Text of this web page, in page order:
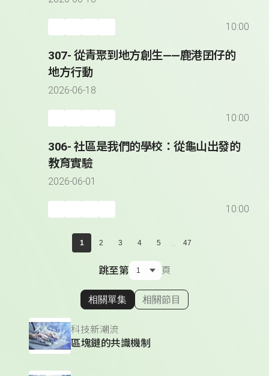
10:00
307- 從青聚到地方創生——鹿港囝仔的
地方行動
2026-06-18
10:00
306- 社區是我們的學校：從龜山出發的
教育實驗
2026-06-01
10:00
1 2 3 4 5 47
跳至第 頁
顯示相關單集
相關單集 相關節目
科技新潮流
區塊鏈的共識機制